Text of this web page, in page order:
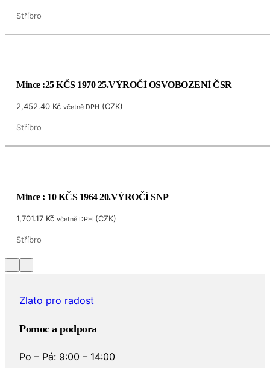
Stříbro
Mince :25 KČS 1970 25.VÝROČÍ OSVOBOZENÍ ČSR
2,452.40 Kč včetně DPH (CZK)
Stříbro
Mince : 10 KČS 1964 20.VÝROČÍ SNP
1,701.17 Kč včetně DPH (CZK)
Stříbro
Zlato pro radost
Pomoc a podpora
Po – Pá: 9:00 – 14:00